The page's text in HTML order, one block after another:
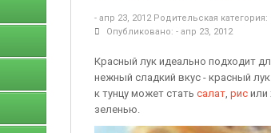
- апр 23, 2012 Родительская категория:
Опубликовано: - апр 23, 2012
Красный лук идеально подходит
нежный сладкий вкус - красный
к тунцу может стать салат, рис или
зеленью.